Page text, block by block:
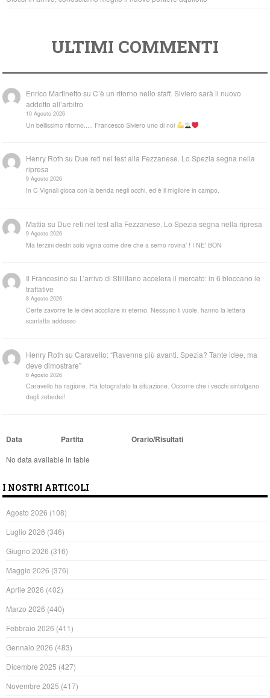
ULTIMI COMMENTI
Enrico Martinetto suC’è un ritorno nello staff. Siviero sarà il nuovo
addetto all’arbitro
10 Agosto 2026
Un bellissimo ritorno..... Francesco Siviero uno di noi
Henry Roth su Due reti nel test alla Fezzanese. Lo Spezia segna nella
ripresa
9 Agosto 2026
In C Vignali gioca con la benda negli occhi, ed è il migliore in campo.
Mattia su Due reti nel test alla Fezzanese. Lo Spezia segna nella ripresa
9 Agosto 2026
Ma terzini destri solo vigna come dire che a semo rovina' ! I NE' BON
Il Francesino su L’arrivo di Stillitano accelera il mercato: in 6 bloccano le
trattative
8 Agosto 2026
Certe zavorre te le devi accollare in eterno. Nessuno li vuole, hanno la lettera
scarlatta addosso
Henry Roth suCaravello: “Ravenna più avanti. Spezia? Tante idee, ma
deve dimostrare”
6 Agosto 2026
Caravello ha ragione. Ha fotografato la situazione. Occorre che i vecchi sintolgano
dagli zebedei!
Data Partita Orario/Risultati
No data available in table
I NOSTRI ARTICOLI
Agosto 2026 (108)
Luglio 2026 (346)
Giugno 2026 (316)
Maggio 2026 (376)
Aprile 2026 (402)
Marzo 2026 (440)
Febbraio 2026 (411)
Gennaio 2026 (483)
Dicembre 2025 (427)
Novembre 2025 (417)